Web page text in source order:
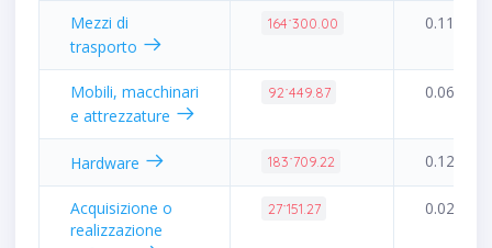
Mezzi di
trasporto
164˙300.00 0.11%
Mobili, macchinari
e attrezzature
92˙449.87 0.06%
Hardware 183˙709.22 0.12%
Acquisizione o
realizzazione
27˙151.27 0.02%